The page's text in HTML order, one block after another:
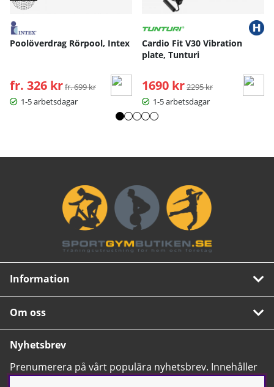
Poolöverdrag Rörpool, Intex
fr. 326 kr Ordinarie pris:
fr. 699 kr
1-5 arbetsdagar
Cardio Fit V30 Vibration
plate, Tunturi
1690 kr Ordinarie pris:
2295 kr
1-5 arbetsdagar
Information
Om oss
Nyhetsbrev
Prenumerera på vårt populära nyhetsbrev. Innehåller
tips, nyheter och våra allra bästa erbjudanden.